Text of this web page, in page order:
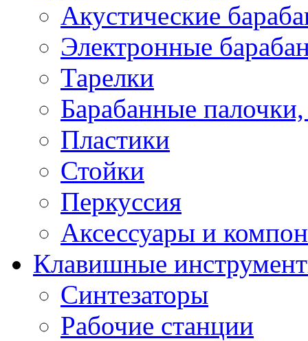
Акустические
Электронные
Тарелки
Барабанные
Пластики
Стойки
Перкуссия
Аксессуары и
Клавишные
Синтезаторы
Рабочие станции